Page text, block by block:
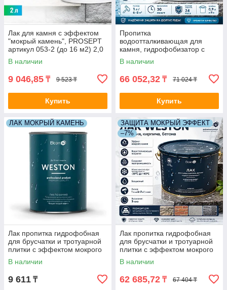
Лак для камня с эффектом
"мокрый камень", PROSEPT
артикул 053-2 (до 16 м2) 2,0
л
В наличии
9 046,85 ₸ 9 523 ₸
Купить
Пропитка
водоотталкивающая для
камня, гидрофобизатор с
эффектом "УСИЛЕНИЕ
ЦВЕТА" ELCON AQWELL 9.0
В наличии
66 052,32 ₸ 71 024 ₸
Купить
ЛАК МОКРЫЙ КАМЕНЬ
Лак пропитка гидрофобная
для брусчатки и тротуарной
плитки с эффектом мокрого
камня ELCON WESTON 0.9
л. (5-6 м2)
В наличии
9 611 ₸
ЗАЩИТА МОКРЫЙ ЭФФЕКТ
–7%
Лак пропитка гидрофобная
для брусчатки и тротуарной
плитки с эффектом мокрого
камня ELCON WESTON 9.0
л. (50-60 м2)
В наличии
62 685,72 ₸ 67 404 ₸